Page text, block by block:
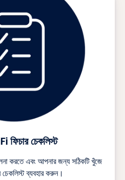
ফিচার চেকলিস্ট
করতে এবং আপনার জন্য সঠিকটি খুঁজে
ব্যবহার করুন।